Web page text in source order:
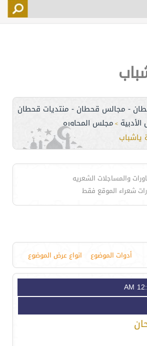
- مجالس قحطان - منتديات قحطان
> مجلس المحاوره
ياشباب
والمساجلات الشعريه
شعراء الموقع فقط
أدوات الموضوع انواع عرض الموضوع